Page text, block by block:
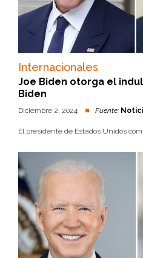
Internacionales
Joe Biden otorga el
Biden
Diciembre 2, 2024 Fuente:
El presidente de Estados Unidos